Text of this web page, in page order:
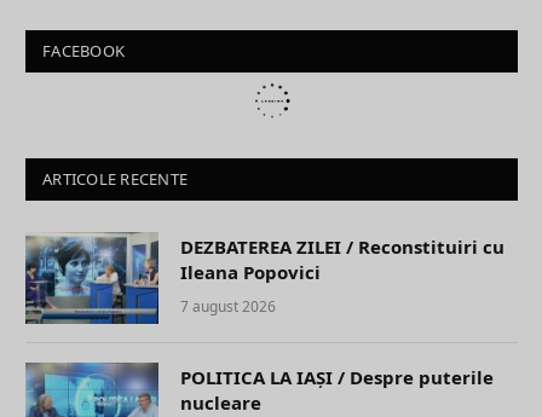
FACEBOOK
ARTICOLE RECENTE
DEZBATEREA ZILEI / Reconstituiri cu
Ileana Popovici
7 august 2026
POLITICA LA IAȘI / Despre puterile
nucleare